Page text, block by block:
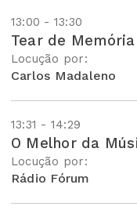
13:00 - 13:30
Tear de Memória
Locução por:
Carlos Madaleno
13:31 - 14:29
O Melhor da
Locução por:
Rádio Fórum